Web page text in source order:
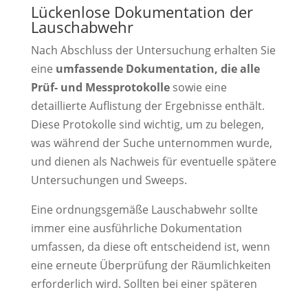
Lückenlose Dokumentation der
Lauschabwehr
Nach Abschluss der Untersuchung erhalten Sie
eine umfassende Dokumentation, die alle
Prüf- und Messprotokollesowie eine
detaillierte Auflistung der Ergebnisse enthält.
Diese Protokolle sind wichtig, um zu belegen,
was während der Suche unternommen wurde,
und dienen als Nachweis für eventuelle spätere
Untersuchungen und Sweeps.
Eine ordnungsgemäße Lauschabwehr sollte
immer eine ausführliche Dokumentation
umfassen, da diese oft entscheidend ist, wenn
eine erneute Überprüfung der Räumlichkeiten
erforderlich wird. Sollten bei einer späteren